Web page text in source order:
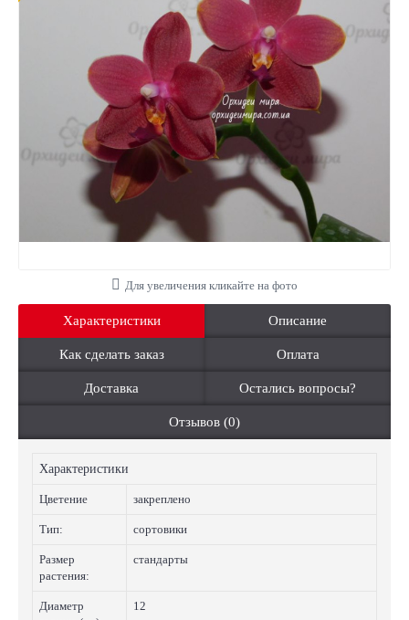
Для увеличения кликайте на фото
Характеристики Описание
Как сделать заказ Оплата
Доставка Остались вопросы?
Отзывов (0)
Характеристики
Цветение закреплено
Тип: сортовики
Размер
растения:
стандарты
Диаметр
12